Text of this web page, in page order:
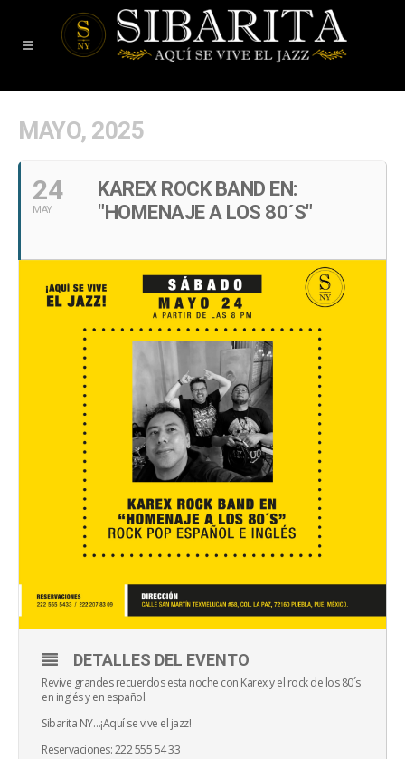
MAYO, 2025
24
MAY
KAREX ROCK BAND EN:
"HOMENAJE A LOS 80´S"
DETALLES DEL EVENTO
Revive grandes recuerdos esta noche con Karex y el rock de los 80´s
en inglés y en español.
Sibarita NY…¡Aquí se vive el jazz!
Reservaciones: 222 555 54 33